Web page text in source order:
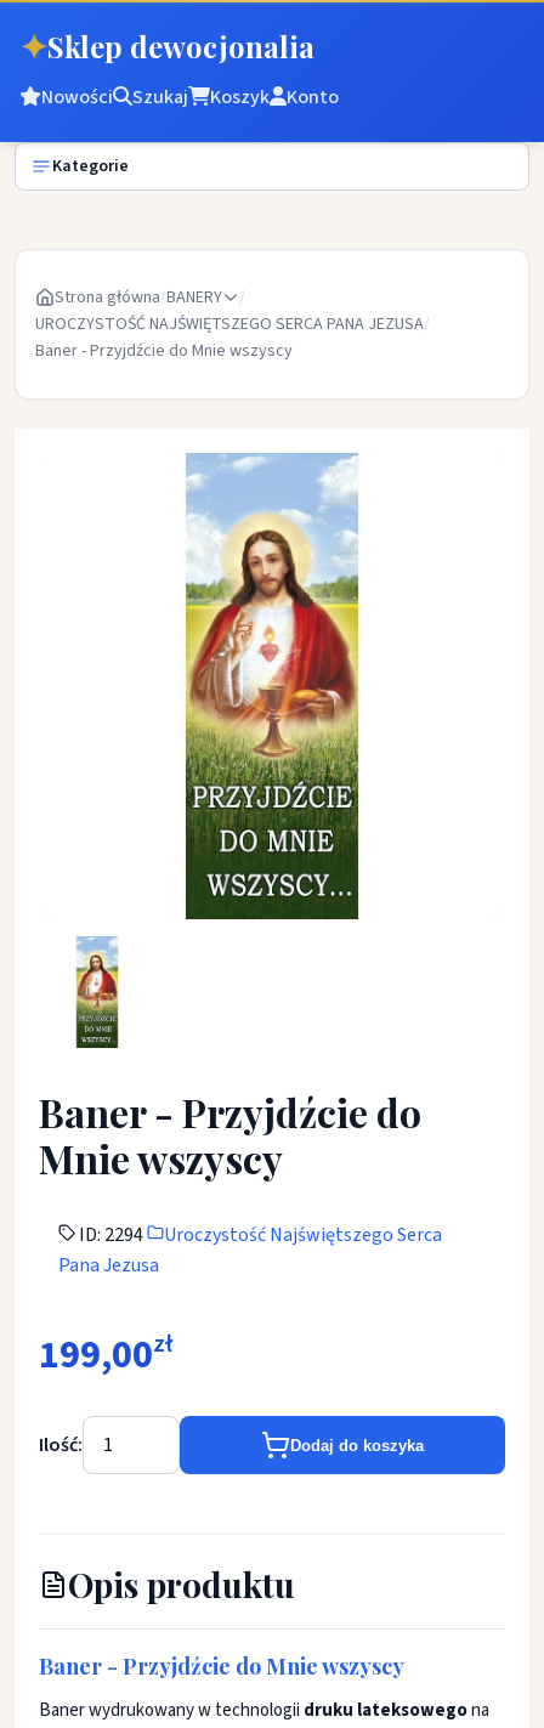
✦Sklep dewocjonalia
Nowości Szukaj Koszyk Konto
Kategorie
Strona główna/BANERY
/
UROCZYSTOŚĆ NAJŚWIĘTSZEGO SERCA PANA JEZUSA/
Baner - Przyjdźcie do Mnie wszyscy
Baner - Przyjdźcie do Mnie wszyscy - Uroczystość
Baner - Przyjdźcie do
Mnie wszyscy
ID: 2294
Uroczystość Najświętszego Serca
Pana Jezusa
199,00zł
Ilość: Dodaj do koszyka
Opis produktu
Baner - Przyjdźcie do Mnie wszyscy
Baner wydrukowany w technologii druku lateksowegona